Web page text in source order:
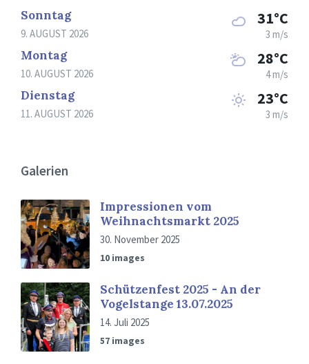
Sonntag
9. AUGUST 2026
31°C
3 m/s
Montag
10. AUGUST 2026
28°C
4 m/s
Dienstag
11. AUGUST 2026
23°C
3 m/s
Galerien
Impressionen vom
Weihnachtsmarkt 2025
30. November 2025
10 images
Schützenfest 2025 - An der
Vogelstange 13.07.2025
14. Juli 2025
57 images